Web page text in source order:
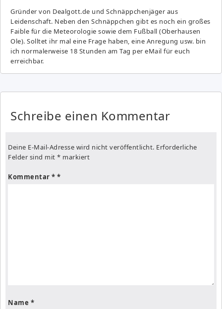
Gründer von Dealgott.de und Schnäppchenjäger aus
Leidenschaft. Neben den Schnäppchen gibt es noch ein großes
Fai­ble für die Meteorologie sowie dem Fußball (Oberhausen
Ole). Solltet ihr mal eine Frage haben, eine Anregung usw. bin
ich normalerweise 18 Stunden am Tag per eMail für euch
erreichbar.
Schreibe einen Kommentar
Deine E-Mail-Adresse wird nicht veröffentlicht. Erforderliche
Felder sind mit * markiert
Kommentar *
Name *